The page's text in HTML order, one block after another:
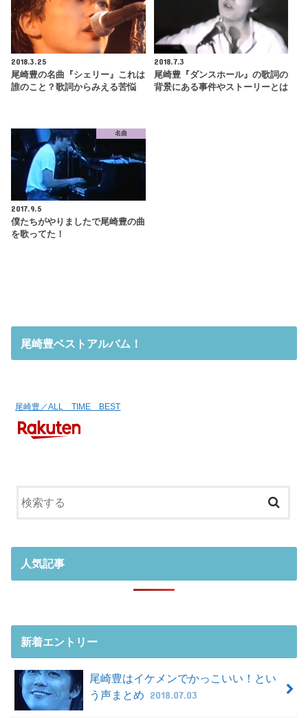
2018.3.25
尾崎豊の名曲『シェリー』これは
誰のこと？歌詞からみえる苦悩
2018.7.3
尾崎豊『ダンスホール』の歌詞の
背景にある事件やストーリーとは
名曲
2017.9.5
僕たちがやりましたで尾崎豊の曲
を歌ってた！
尾崎豊ベストアルバム！
尾崎豊／ALL TIME BEST
人気記事
新着エントリー
尾崎豊はイケメンでかっこいい！とい
う声まとめ 2018.07.03